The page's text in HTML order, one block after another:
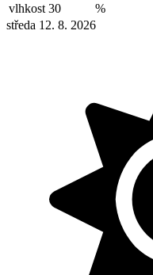
vlhkost 30
%
středa 12. 8. 2026